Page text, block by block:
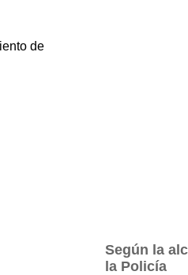
Según la
la Policía